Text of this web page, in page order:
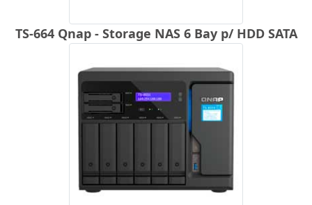
TS-664 Qnap - Storage NAS 6 Bay p/ HDD SATA